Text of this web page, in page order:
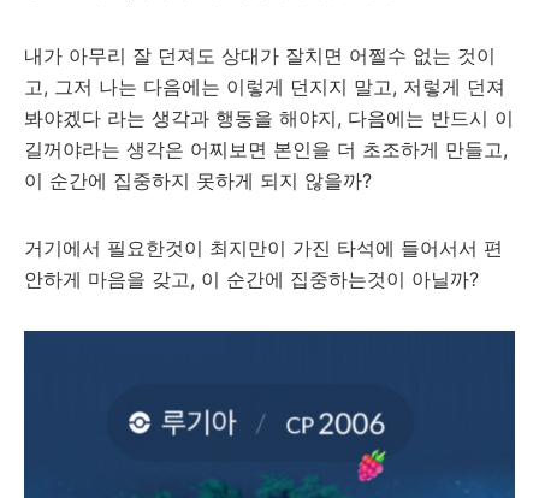
내가 아무리 잘 던져도 상대가 잘치면 어쩔수 없는 것이
고, 그저 나는 다음에는 이렇게 던지지 말고, 저렇게 던져
봐야겠다 라는 생각과 행동을 해야지, 다음에는 반드시 이
길꺼야라는 생각은 어찌보면 본인을 더 초조하게 만들고,
이 순간에 집중하지 못하게 되지 않을까?
거기에서 필요한것이 최지만이 가진 타석에 들어서서 편
안하게 마음을 갖고, 이 순간에 집중하는것이 아닐까?